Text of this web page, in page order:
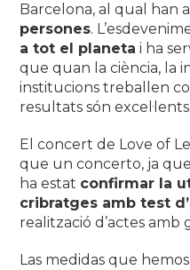
Barcelona, al qual han
persones.
a tot el planeta i ha
que quan la ciència, la
institucions treballen
resultats són excel·lents.
El concert de Love of
que un concerto, ja
ha estat confirmar la
cribratges amb test
realització d’actes
Las medidas que